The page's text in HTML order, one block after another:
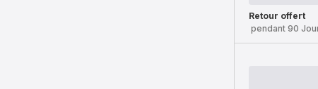
Retour offert
pendant 90